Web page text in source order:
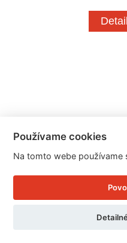
Používame cookies
Na tomto webe používame